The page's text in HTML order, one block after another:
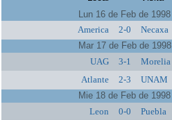
Lun 16 de Feb de 1998
America
2-0 Necaxa
Mar 17 de Feb de 1998
UAG
3-1 Morelia
Atlante
2-3 UNAM
Mie 18 de Feb de 1998
Leon
0-0 Puebla